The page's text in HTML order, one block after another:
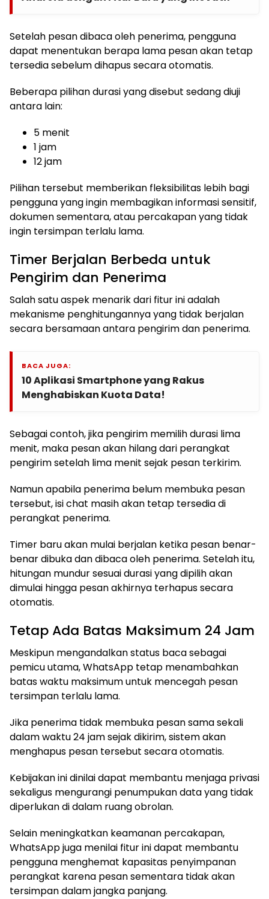
Setelah pesan dibaca oleh penerima, pengguna
dapat menentukan berapa lama pesan akan tetap
tersedia sebelum dihapus secara otomatis.
Beberapa pilihan durasi yang disebut sedang diuji
antara lain:
5 menit
1 jam
12 jam
Pilihan tersebut memberikan fleksibilitas lebih bagi
pengguna yang ingin membagikan informasi sensitif,
dokumen sementara, atau percakapan yang tidak
ingin tersimpan terlalu lama.
Timer Berjalan Berbeda untuk
Pengirim dan Penerima
Salah satu aspek menarik dari fitur ini adalah
mekanisme penghitungannya yang tidak berjalan
secara bersamaan antara pengirim dan penerima.
BACA JUGA:
10 Aplikasi Smartphone yang Rakus
Menghabiskan Kuota Data!
Sebagai contoh, jika pengirim memilih durasi lima
menit, maka pesan akan hilang dari perangkat
pengirim setelah lima menit sejak pesan terkirim.
Namun apabila penerima belum membuka pesan
tersebut, isi chat masih akan tetap tersedia di
perangkat penerima.
Timer baru akan mulai berjalan ketika pesan benar-
benar dibuka dan dibaca oleh penerima. Setelah itu,
hitungan mundur sesuai durasi yang dipilih akan
dimulai hingga pesan akhirnya terhapus secara
otomatis.
Tetap Ada Batas Maksimum 24 Jam
Meskipun mengandalkan status baca sebagai
pemicu utama, WhatsApp tetap menambahkan
batas waktu maksimum untuk mencegah pesan
tersimpan terlalu lama.
Jika penerima tidak membuka pesan sama sekali
dalam waktu 24 jam sejak dikirim, sistem akan
menghapus pesan tersebut secara otomatis.
Kebijakan ini dinilai dapat membantu menjaga privasi
sekaligus mengurangi penumpukan data yang tidak
diperlukan di dalam ruang obrolan.
Selain meningkatkan keamanan percakapan,
WhatsApp juga menilai fitur ini dapat membantu
pengguna menghemat kapasitas penyimpanan
perangkat karena pesan sementara tidak akan
tersimpan dalam jangka panjang.